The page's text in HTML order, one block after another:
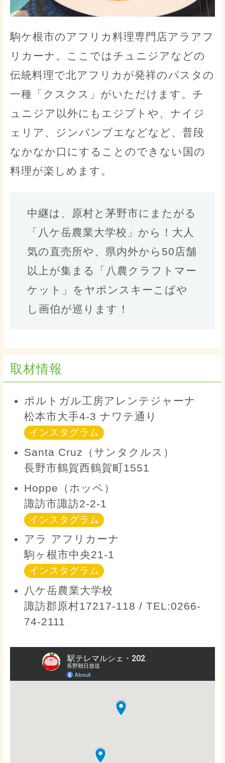
駒ケ根市のアフリカ料理専門店アラアフ
リカーナ。ここではチュニジアなどの
伝統料理で北アフリカが発祥のパスタの
一種「クスクス」がいただけます。チ
ュニジア以外にもエジプトや、ナイジ
ェリア、ジンバンブエなどなど、普段
なかなか口にすることのできない国の
料理が楽しめます。
中継は、原村と茅野市にまたがる
「八ケ岳農業大学校」から！大人
気の直売所や、県内外から50店舗
以上が集まる「八農クラフトマー
ケット」をヤポンスキーこばや
し画伯が巡ります！
取材情報
ポルトガル工房アレンテジャーナ
松本市大手4-3 ナワテ通り
インスタグラム
Santa Cruz（サンタクルス）
長野市鶴賀西鶴賀町1551
Hoppe（ホッペ）
諏訪市諏訪2-2-1
インスタグラム
アラ アフリカーナ
駒ヶ根市中央21-1
インスタグラム
八ケ岳農業大学校
諏訪郡原村17217-118 / TEL:0266-
74-2111